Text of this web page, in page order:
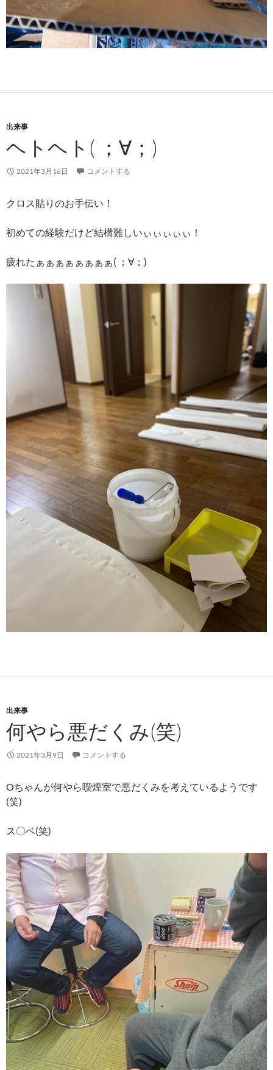
出来事
ヘトヘト( ；∀；)
2021年3月16日 コメントする
クロス貼りのお手伝い！
初めての経験だけど結構難しいぃぃぃぃぃ！
疲れたぁぁぁぁぁぁぁぁ( ；∀；)
出来事
何やら悪だくみ(笑)
2021年3月9日 コメントする
Oちゃんが何やら喫煙室で悪だくみを考えているようです
(笑)
ス〇ベ(笑)